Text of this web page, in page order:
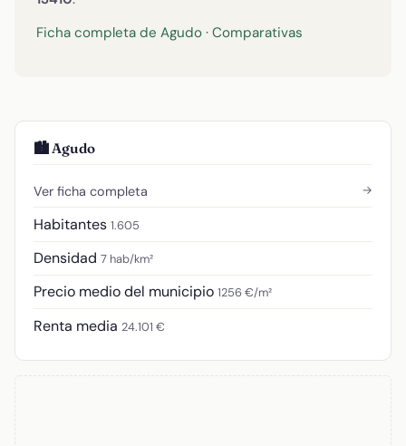
Ficha completa de Agudo · Comparativas
🏙️ Agudo
Ver ficha completa →
Habitantes 1.605
Densidad 7 hab/km²
Precio medio del municipio 1256 €/m²
Renta media 24.101 €